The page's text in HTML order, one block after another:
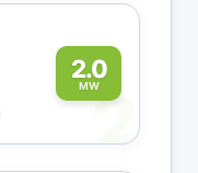
2.0
MW2